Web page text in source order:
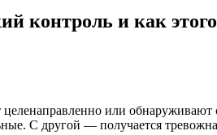
контроль и как
или
С другой — получается